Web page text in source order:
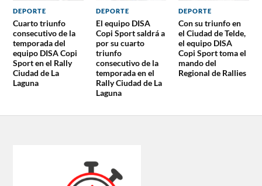
DEPORTE
Cuarto triunfo
consecutivo de la
temporada del
equipo DISA Copi
Sport en el Rally
Ciudad de La
Laguna
DEPORTE
El equipo DISA
Copi Sport saldrá a
por su cuarto
triunfo
consecutivo de la
temporada en el
Rally Ciudad de La
Laguna
DEPORTE
Con su triunfo en
el Ciudad de Telde,
el equipo DISA
Copi Sport toma el
mando del
Regional de Rallies